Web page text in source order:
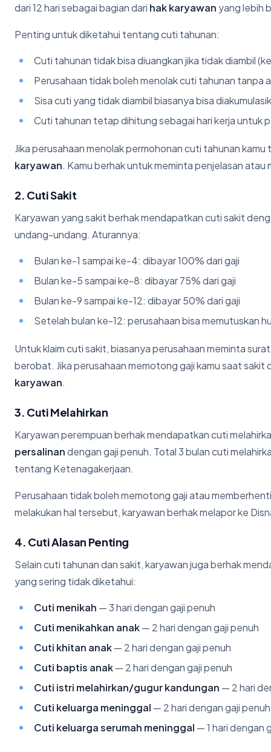
dari 12 hari sebagai bagian dari hak karyawan yang lebih
Penting untuk diketahui tentang cuti tahunan:
Cuti tahunan tidak bisa diuangkan jika tidak diambil
Perusahaan tidak boleh menolak cuti tahunan tanpa
Sisa cuti yang tidak diambil biasanya bisa
Cuti tahunan tetap dihitung sebagai hari kerja untuk
Jika perusahaan menolak permohonan cuti tahunan
karyawan. Kamu berhak untuk meminta penjelasan atau
2. Cuti Sakit
Karyawan yang sakit berhak mendapatkan cuti sakit
undang-undang. Aturannya:
Bulan ke-1 sampai ke-4: dibayar 100% dari gaji
Bulan ke-5 sampai ke-8: dibayar 75% dari gaji
Bulan ke-9 sampai ke-12: dibayar 50% dari gaji
Setelah bulan ke-12: perusahaan bisa memutuskan
Untuk klaim cuti sakit, biasanya perusahaan meminta
berobat. Jika perusahaan memotong gaji kamu saat
karyawan.
3. Cuti Melahirkan
Karyawan perempuan berhak mendapatkan cuti
persalinandengan gaji penuh. Total 3 bulan cuti
tentang Ketenagakerjaan.
Perusahaan tidak boleh memotong gaji atau
melakukan hal tersebut, karyawan berhak melapor ke
4. Cuti Alasan Penting
Selain cuti tahunan dan sakit, karyawan juga berhak
yang sering tidak diketahui:
Cuti menikah — 3 hari dengan gaji penuh
Cuti menikahkan anak— 2 hari dengan gaji penuh
Cuti khitan anak— 2 hari dengan gaji penuh
Cuti baptis anak— 2 hari dengan gaji penuh
Cuti istri melahirkan/gugur kandungan — 2 hari
Cuti keluarga meninggal — 2 hari dengan gaji penuh
Cuti keluarga serumah meninggal — 1 hari dengan